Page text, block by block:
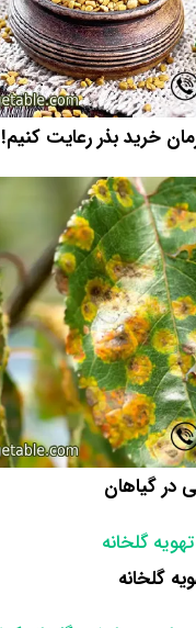
خرید بذر رعایت کنیم!
در گیاهان
گلخانه